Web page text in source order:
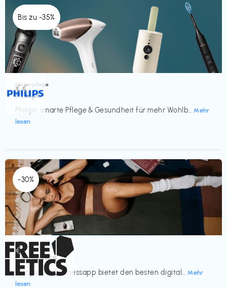
Bis zu -35%
Körperpflege
Philips
Philips: smarte Pflege & Gesundheit für mehr Wohlb... Mehr
lesen
€€‎
-30%
Gesundheit & Wellness
Freeletics
Europas Nr. 1 Fitnessapp bietet den besten digital... Mehr
lesen
€‎